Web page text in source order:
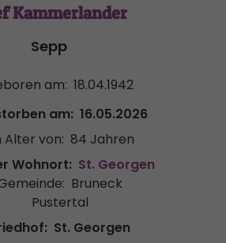
Kammerlander
Sepp
am: 18.04.1942
am: 16.05.2026
Alter von: 84 Jahren
Wohnort: St. Georgen
Bruneck
Pustertal
St. Georgen